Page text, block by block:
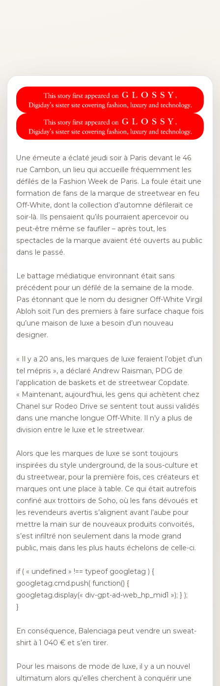
Une émeute a éclaté jeudi soir à Paris devant le 46
rue Cambon, un lieu qui accueille fréquemment les
défilés de la Fashion Week de Paris. La foule était une
formation de fans de la marque de streetwear en feu
Off-White, dont la collection d’automne défilerait ce
soir-là. Ils pensaient qu’ils pourraient apercevoir ou
peut-être même se faufiler – après tout, les
spectacles de la marque avaient été ouverts au public
dans le passé.
Le battage médiatique environnant était sans
précédent pour un défilé de la semaine de la mode.
Pas étonnant que le nom du designer Off-White Virgil
Abloh soit l’un des premiers à faire surface chaque fois
qu’une maison de luxe a besoin d’un nouveau
designer.
« Il y a 20 ans, les marques de luxe feraient l’objet d’un
tel mépris », a déclaré Andrew Raisman, PDG de
l’application de baskets et de streetwear Copdate.
« Maintenant, aujourd’hui, les gens qui achètent chez
Chanel sur Rodeo Drive se sentent tout aussi validés
dans une manche longue Off-White. Il n’y a plus de
division entre le luxe et le streetwear.
Alors que les marques de luxe se sont toujours
inspirées du style underground, de la sous-culture et
du streetwear, pour la première fois, ces créateurs et
marques ont une place à table. Ce qui était autrefois
confiné aux trottoirs de Soho, où les fans dévoués et
les revendeurs avertis s’alignent avant l’aube pour
mettre la main sur de nouveaux produits convoités,
s’est infiltré non seulement dans la mode grand
public, mais dans les plus hauts échelons de celle-ci.
if ( « undefined » !== typeof googletag ) {
googletag.cmd.push( function() {
googletag.display(« div-gpt-ad-web_hp_mid1 »); } );
}
En conséquence, Balenciaga peut vendre un sweat-
shirt à 1 040 € et s’en tirer.
Pour les maisons de mode de luxe, il y a un nouvel
ultimatum alors qu’elles cherchent à conquérir une